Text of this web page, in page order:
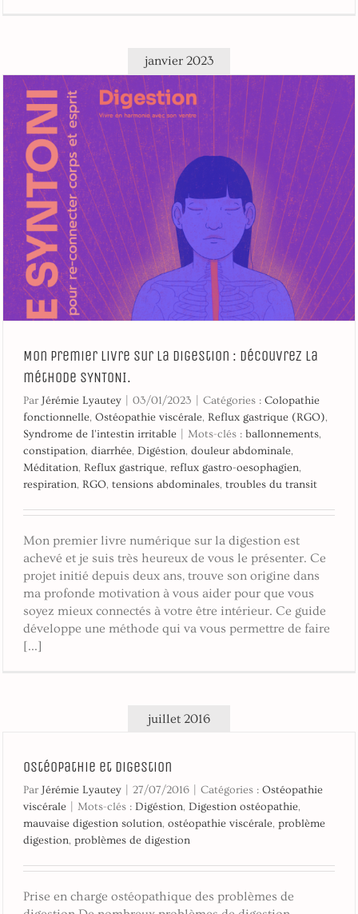
janvier 2023
Mon premier livre sur la digestion : découvrez la
méthode SYNTONI.
ParJérémie Lyautey 03/01/2023 Catégories : Colopathie
fonctionnelle, Ostéopathie viscérale, Reflux gastrique (RGO),
Syndrome de l'intestin irritable
Mots-clés : ballonnements,
constipation, diarrhée, Digéstion, douleur abdominale,
Méditation, Reflux gastrique, reflux gastro-oesophagien,
respiration, RGO, tensions abdominales, troubles du transit
Mon premier livre numérique sur la digestion est
achevé et je suis très heureux de vous le présenter. Ce
projet initié depuis deux ans, trouve son origine dans
ma profonde motivation à vous aider pour que vous
soyez mieux connectés à votre être intérieur. Ce guide
développe une méthode qui va vous permettre de faire
[...]
juillet 2016
Ostéopathie et digestion
ParJérémie Lyautey 27/07/2016 Catégories : Ostéopathie
viscérale
Mots-clés : Digéstion, Digestion ostéopathie,
mauvaise digestion solution, ostéopathie viscérale, problème
digestion, problèmes de digestion
Prise en charge ostéopathique des problèmes de